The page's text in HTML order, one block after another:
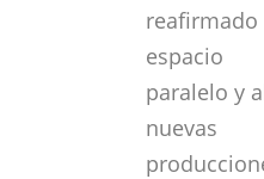
reafirmado
espacio
paralelo y
nuevas